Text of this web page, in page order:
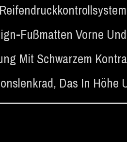
Reifendruckkontrollsystem
Fußmatten Vorne
Mit Schwarzem
Das In Höhe